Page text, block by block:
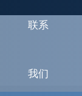
联系
我们